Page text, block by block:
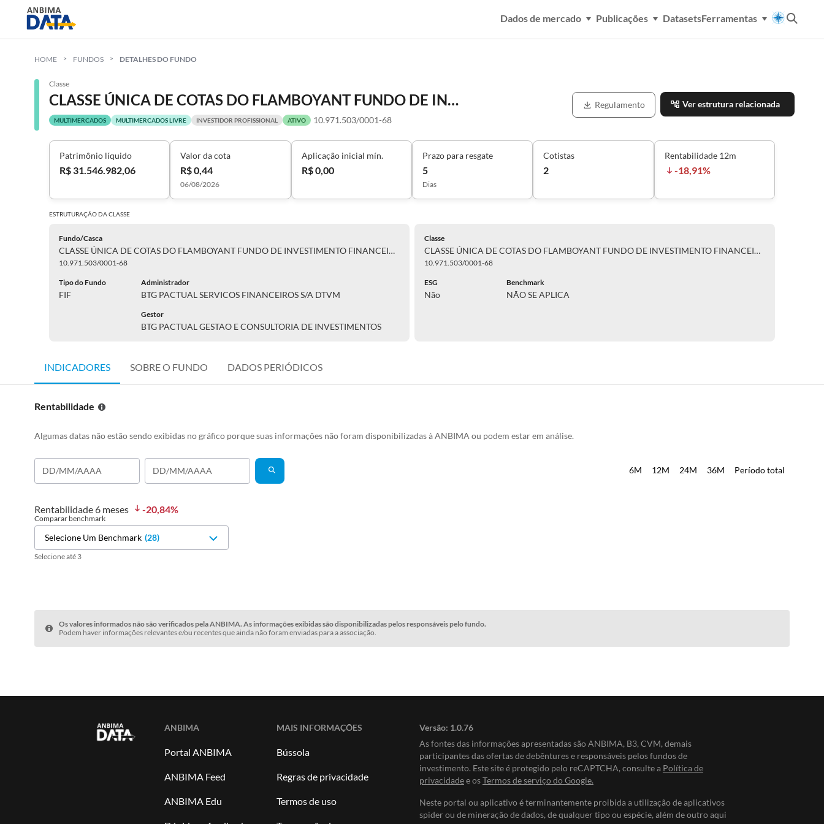
Dados de mercado Publicações DatasetsFerramentas
HOME FUNDOS DETALHES DO FUNDO
Classe
CLASSE ÚNICA DE COTAS DO FLAMBOYANT FUNDO DE INVESTIMENTO FINANCEIRO MULTIMERCADO - CRÉDITO PRIVADO
MULTIMERCADOS MULTIMERCADOS LIVRE INVESTIDOR PROFISSIONAL ATIVO 10.971.503/0001-68
Regulamento Ver estrutura relacionada
Patrimônio líquido
R$ 31.546.982,06
Valor da cota
R$ 0,44
06/08/2026
Aplicação inicial mín.
R$ 0,00
Prazo para resgate
5
Dias
Cotistas
2
Rentabilidade 12m
-18,91%
ESTRUTURAÇÃO DACLASSE
Fundo/Casca
CLASSE ÚNICA DE COTAS DO FLAMBOYANT FUNDO DE INVESTIMENTO FINANCEIRO MULTIMERCADO - CRÉDITO PRIVADO
10.971.503/0001-68
Tipo do Fundo
FIF
Administrador
BTG PACTUAL SERVICOS FINANCEIROS S/A DTVM
Gestor
BTG PACTUAL GESTAO E CONSULTORIA DE INVESTIMENTOS
Classe
CLASSE ÚNICA DE COTAS DO FLAMBOYANT FUNDO DE INVESTIMENTO FINANCEIRO MULTIMERCADO - CRÉDITO PRIVADO
10.971.503/0001-68
ESG
Não
Benchmark
NÃO SE APLICA
INDICADORES SOBRE O FUNDO DADOS PERIÓDICOS
Rentabilidade
Algumas datas não estão sendo exibidas no gráfico porque suas informações não foram disponibilizadas à ANBIMA ou podem estar em análise.
6M 12M 24M 36M Período total
Rentabilidade 6 meses -20,84%
Comparar benchmark
Selecione Um Benchmark (28)
Selecione até 3
Os valores informados não são verificados pela ANBIMA. As informações exibidas são disponibilizadas pelos responsáveis pelo fundo.
Podem haver informações relevantes e/ou recentes que ainda não foram enviadas para a associação.
ANBIMA
Portal ANBIMA
ANBIMA Feed
ANBIMA Edu
MAIS INFORMAÇÕES
Bússola
Regras de privacidade
Termos de uso
Versão: 1.0.76
As fontes das informações apresentadas são ANBIMA, B3, CVM, demais
participantes das ofertas de debêntures e responsáveis pelos fundos de
investimento. Este site é protegido pelo reCAPTCHA, consulte a Política de
privacidadee osTermos de serviço do Google.
Neste portal ou aplicativo é terminantemente proibida a utilização de aplicativos
spider ou de mineração de dados, de qualquer tipo ou espécie, além de outro aqui